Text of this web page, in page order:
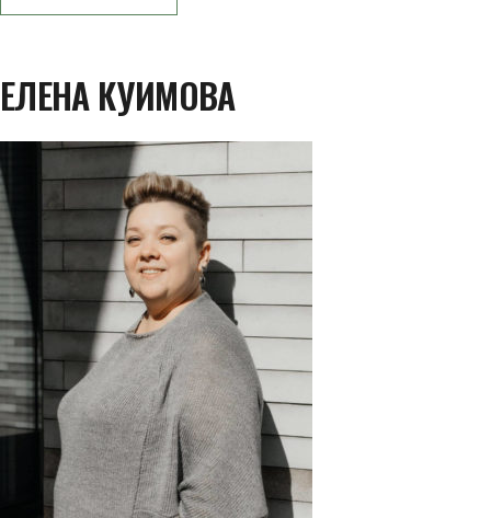
ЕЛЕНА КУИМОВА